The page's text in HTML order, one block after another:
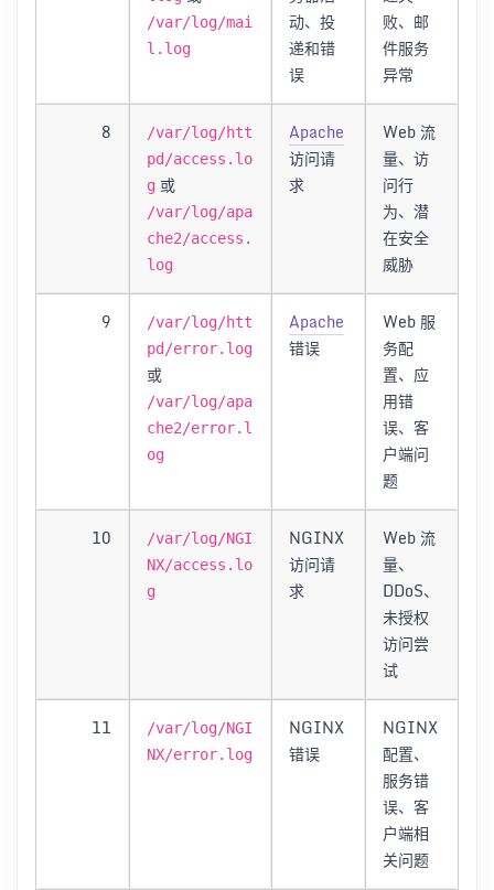
/var/log/mai
l.log
动、投
递和错
误
败、邮
件服务
异常
8
/var/log/htt
pd/access.lo
g 或
/var/log/apa
che2/access.
log
Apache
访问请
求
Web 流
量、访
问行
为、潜
在安全
威胁
9
/var/log/htt
pd/error.log
或
/var/log/apa
che2/error.l
og
Apache
错误
Web 服
务配
置、应
用错
误、客
户端问
题
10
/var/log/NGI
NX/access.lo
g
NGINX
访问请
求
Web 流
量、
DDoS、
未授权
访问尝
试
11
/var/log/NGI
NX/error.log
NGINX
错误
NGINX
配置、
服务错
误、客
户端相
关问题